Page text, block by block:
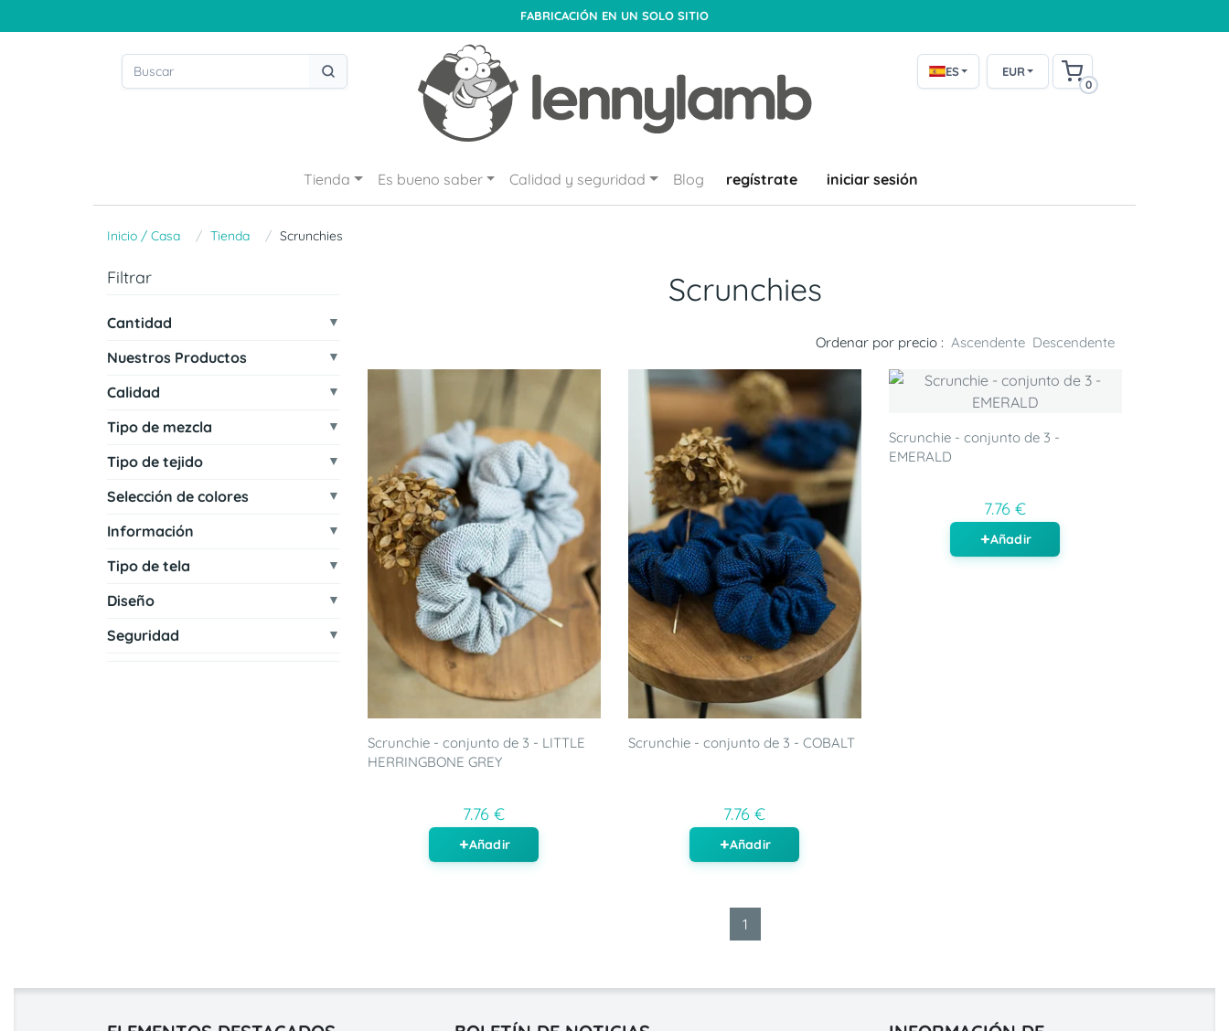
FABRICACIÓN EN UN SOLO SITIO
ES EUR
0
Tienda Es bueno saber Calidad y seguridad Blog regístrate iniciar sesión
Inicio / Casa Tienda Scrunchies
Filtrar
Cantidad
Nuestros Productos
Calidad
Tipo de mezcla
Tipo de tejido
Selección de colores
Información
Tipo de tela
Diseño
Seguridad
Scrunchies
Ordenar por precio : Ascendente Descendente
Scrunchie - conjunto de 3 - LITTLE
HERRINGBONE GREY
7.76 €
Añadir
Scrunchie - conjunto de 3 - COBALT
7.76 €
Añadir
Scrunchie - conjunto de 3 -
EMERALD
7.76 €
Añadir
1